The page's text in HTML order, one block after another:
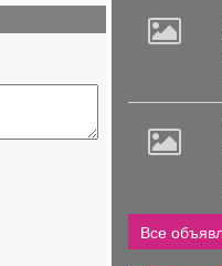
Все